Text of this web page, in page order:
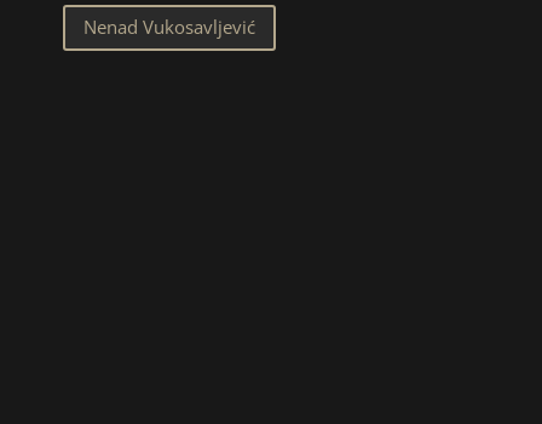
Nenad Vukosavljević